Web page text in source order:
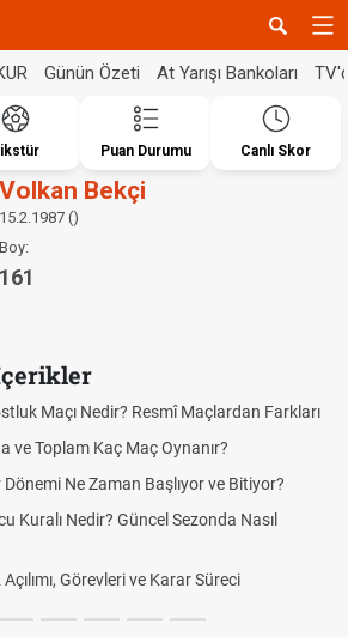
Günün Özeti At Yarışı Bankoları
Puan Durumu Canlı Skor
Volkan Bekçi
15.2.1987 ()
Boy:
161
Maçı Nedir? Resmî Maçlardan Farkları
ve Toplam Kaç Maç Oynanır?
Ne Zaman Başlıyor ve Bitiyor?
Kuralı Nedir? Güncel Sezonda Nasıl
Görevleri ve Karar Süreci